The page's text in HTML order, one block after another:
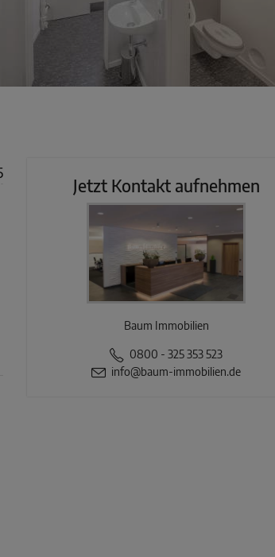
Jetzt Kontakt aufnehmen
Baum Immobilien
0800 - 325 353 523
info@baum-immobilien.de